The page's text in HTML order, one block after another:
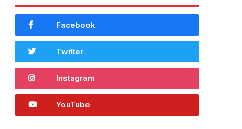
Facebook
Twitter
Instagram
YouTube